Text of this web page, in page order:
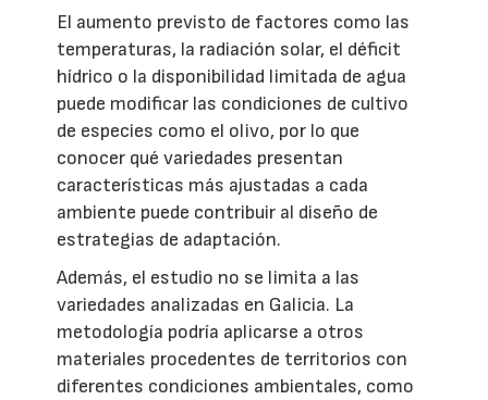
El aumento previsto de factores como las
temperaturas, la radiación solar, el déficit
hídrico o la disponibilidad limitada de agua
puede modificar las condiciones de cultivo
de especies como el olivo, por lo que
conocer qué variedades presentan
características más ajustadas a cada
ambiente puede contribuir al diseño de
estrategias de adaptación.
Además, el estudio no se limita a las
variedades analizadas en Galicia. La
metodología podría aplicarse a otros
materiales procedentes de territorios con
diferentes condiciones ambientales, como